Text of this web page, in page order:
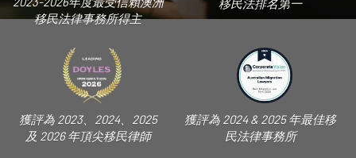
移民法律事務所得主
移民法排名第一
獲評為 2023、2024、2025
及 2026 年頂尖移民律師
獲評為 2024 & 2025 年最佳移
民法律事務所